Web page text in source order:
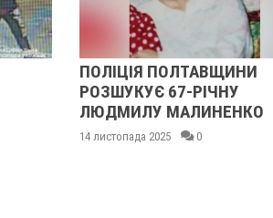
ПОЛІЦІЯ ПОЛТАВЩИНИ
РОЗШУКУЄ 67-РІЧНУ
ЛЮДМИЛУ МАЛИНЕНКО
14 листопада 2025 0